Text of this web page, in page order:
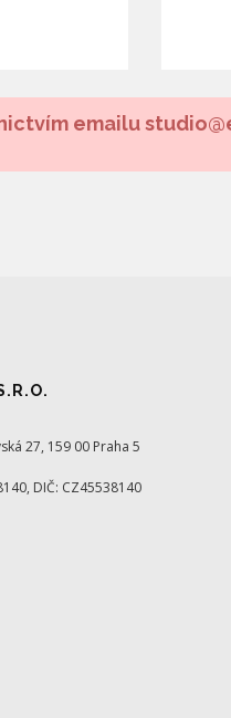
emailu
27, 159 00 Praha 5
DIČ: CZ45538140